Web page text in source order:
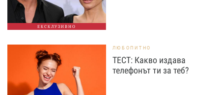
ЕКСКЛУЗИВНО
ЛЮБОПИТНО
ТЕСТ: Какво издава
телефонът ти за теб?